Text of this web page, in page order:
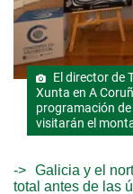
El director de
Xunta en A
programación
visitarán el
Galicia y el
total antes de las